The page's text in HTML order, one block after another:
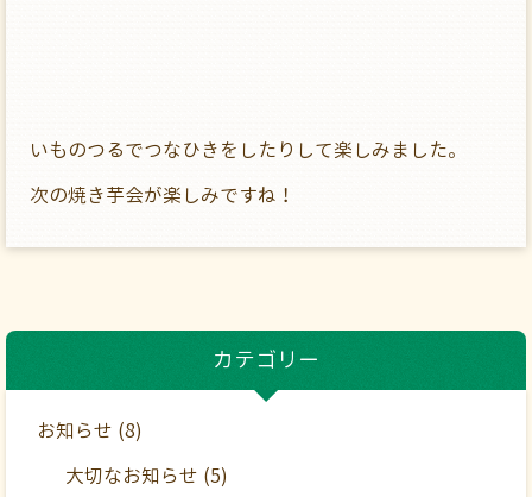
いものつるでつなひきをしたりして楽しみました。
次の焼き芋会が楽しみですね！
カテゴリー
お知らせ (8)
大切なお知らせ (5)